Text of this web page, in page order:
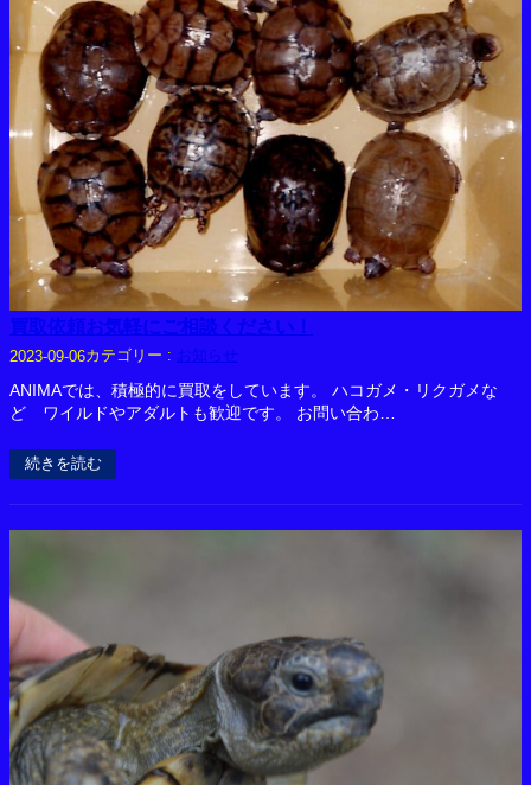
買取依頼お気軽にご相談ください！
2023-09-06カテゴリー : お知らせ
ANIMAでは、積極的に買取をしています。 ハコガメ・リクガメな
ど ワイルドやアダルトも歓迎です。 お問い合わ…
続きを読む